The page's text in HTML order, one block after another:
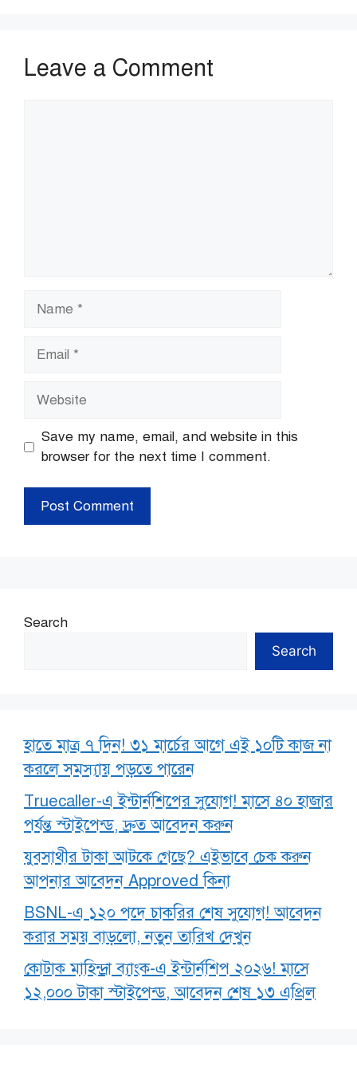
Leave a Comment
Save my name, email, and website in this
browser for the next time I comment.
Search
Search
হাতে মাত্র ৭ দিন! ৩১ মার্চের আগে এই ১০টি কাজ না
করলে সমস্যায় পড়তে পারেন
Truecaller-এ ইন্টার্নশিপের সুযোগ! মাসে ৪০ হাজার
পর্যন্ত স্টাইপেন্ড, দ্রুত আবেদন করুন
যুবসাথীর টাকা আটকে গেছে? এইভাবে চেক করুন
আপনার আবেদন Approved কিনা
BSNL-এ ১২০ পদে চাকরির শেষ সুযোগ! আবেদন
করার সময় বাড়লো, নতুন তারিখ দেখুন
কোটাক মাহিন্দ্রা ব্যাংক-এ ইন্টার্নশিপ ২০২৬! মাসে
১২,০০০ টাকা স্টাইপেন্ড, আবেদন শেষ ১৩ এপ্রিল